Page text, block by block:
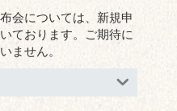
会については、新規申
ております。ご期待に
ません。